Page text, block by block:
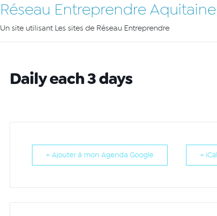
Réseau Entreprendre Aquitaine
Un site utilisant Les sites de Réseau Entreprendre
Daily each 3 days
+ Ajouter à mon Agenda Google +